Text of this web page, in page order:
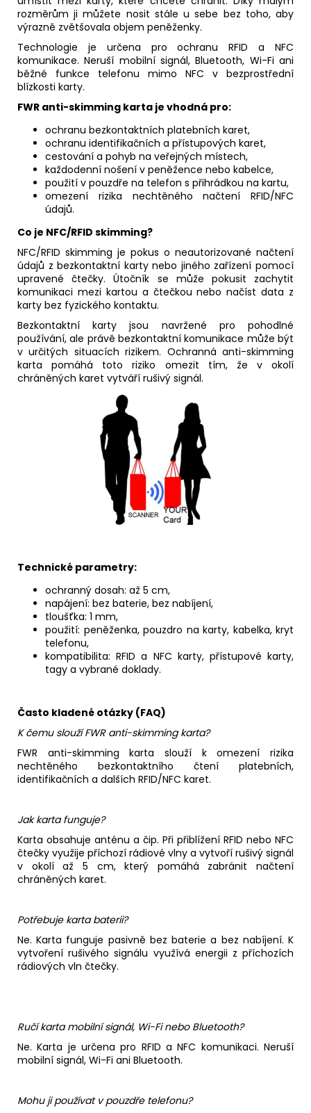
rozměrům ji můžete nosit stále u sebe bez toho, aby
výrazně zvětšovala objem peněženky.
Technologie je určena pro ochranu RFID a NFC
komunikace. Neruší mobilní signál, Bluetooth, Wi-Fi ani
běžné funkce telefonu mimo NFC v bezprostřední
blízkosti karty.
FWR anti-skimming karta je vhodná pro:
ochranu bezkontaktních platebních karet,
ochranu identifikačních a přístupových karet,
cestování a pohyb na veřejných místech,
každodenní nošení v peněžence nebo kabelce,
použití v pouzdře na telefon s přihrádkou na kartu,
omezení rizika nechtěného načtení RFID/NFC
údajů.
Co je NFC/RFID skimming?
NFC/RFID skimming je pokus o neautorizované načtení
údajů z bezkontaktní karty nebo jiného zařízení pomocí
upravené čtečky. Útočník se může pokusit zachytit
komunikaci mezi kartou a čtečkou nebo načíst data z
karty bez fyzického kontaktu.
Bezkontaktní karty jsou navržené pro pohodlné
používání, ale právě bezkontaktní komunikace může být
v určitých situacích rizikem. Ochranná anti-skimming
karta pomáhá toto riziko omezit tím, že v okolí
chráněných karet vytváří rušivý signál.
Technické parametry:
ochranný dosah: až 5 cm,
napájení: bez baterie, bez nabíjení,
tloušťka: 1 mm,
použití: peněženka, pouzdro na karty, kabelka, kryt
telefonu,
kompatibilita: RFID a NFC karty, přístupové karty,
tagy a vybrané doklady.
Často kladené otázky (FAQ)
K čemu slouží FWR anti-skimming karta?
FWR anti-skimming karta slouží k omezení rizika
nechtěného bezkontaktního čtení platebních,
identifikačních a dalších RFID/NFC karet.
Jak karta funguje?
Karta obsahuje anténu a čip. Při přiblížení RFID nebo NFC
čtečky využije příchozí rádiové vlny a vytvoří rušivý signál
v okolí až 5 cm, který pomáhá zabránit načtení
chráněných karet.
Potřebuje karta baterii?
Ne. Karta funguje pasivně bez baterie a bez nabíjení. K
vytvoření rušivého signálu využívá energii z příchozích
rádiových vln čtečky.
Ručí karta mobilní signál, Wi-Fi nebo Bluetooth?
Ne. Karta je určena pro RFID a NFC komunikaci. Neruší
mobilní signál, Wi-Fi ani Bluetooth.
Mohu ji používat v pouzdře telefonu?